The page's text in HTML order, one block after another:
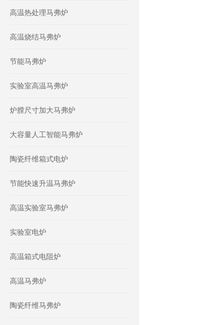
高温热处理马弗炉
高温烧结马弗炉
节能马弗炉
实验室高温马弗炉
炉膛尺寸加大马弗炉
大容量人工智能马弗炉
陶瓷纤维箱式电炉
节能快速升温马弗炉
高温实验室马弗炉
实验室电炉
高温箱式电阻炉
高温马弗炉
陶瓷纤维马弗炉